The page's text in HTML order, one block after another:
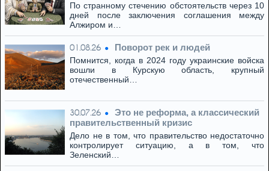
По странному стечению обстоятельств через 10
дней после заключения соглашения между
Алжиром и…
01.08.26 Поворот рек и людей
Помнится, когда в 2024 году украинские войска
вошли в Курскую область, крупный
отечественный…
30.07.26
Это не реформа, а классический
правительственный кризис
Дело не в том, что правительство недостаточно
контролирует ситуацию, а в том, что
Зеленский…